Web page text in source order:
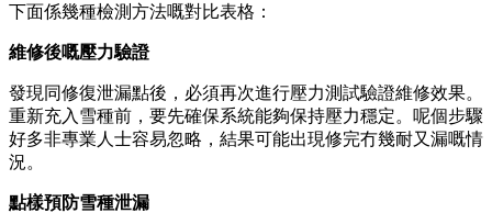
下面係幾種檢測方法嘅對比表格：
維修後嘅壓力驗證
發現同修復泄漏點後，必須再次進行壓力測試驗證維修效果。
重新充入雪種前，要先確保系統能夠保持壓力穩定。呢個步驟
好多非專業人士容易忽略，結果可能出現修完冇幾耐又漏嘅情
況。
點樣預防雪種泄漏